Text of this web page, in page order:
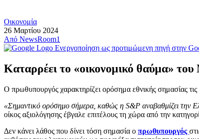
Οικονομία
26 Μαρτίου 2024
Από NewsRoom1
Ενεργοποίηση ως προτιμώμενη πηγή στην
Καταρρέει το «οικονομικό θαύμα»
Ο πρωθυπουργός χαρακτηρίζει ορόσημα εθνικής σημασίας
«Σημαντικό ορόσημο σήμερα, καθώς η S&P αναβαθμίζει την
οίκος αξιολόγησης έβγαλε επιτέλους τη χώρα από την
Δεν κάνει λάθος που δίνει τόση σημασία ο πρωθυπουργός